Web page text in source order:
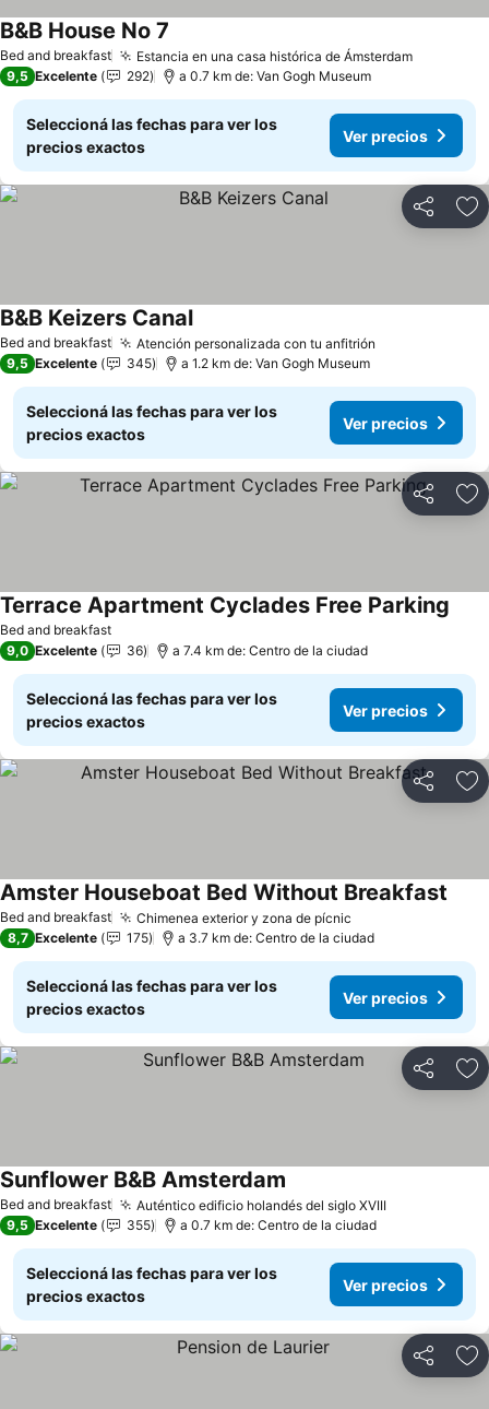
Bed and breakfast Estancia en una casa histórica de Ámsterdam
B&B House No 7
9,5 Excelente 292 a 0.7 km de: Van Gogh Museum
Seleccioná las fechas para ver los
precios exactos
Ver precios
Compartir
Bed and breakfast Atención personalizada con tu anfitrión
B&B Keizers Canal
9,5 Excelente 345 a 1.2 km de: Van Gogh Museum
Seleccioná las fechas para ver los
precios exactos
Ver precios
Compartir
Bed and breakfast
Terrace Apartment Cyclades Free Parking
9,0 Excelente 36 a 7.4 km de: Centro de la ciudad
Seleccioná las fechas para ver los
precios exactos
Ver precios
Compartir
Bed and breakfast Chimenea exterior y zona de pícnic
Amster Houseboat Bed Without Breakfast
8,7 Excelente 175 a 3.7 km de: Centro de la ciudad
Seleccioná las fechas para ver los
precios exactos
Ver precios
Compartir
Bed and breakfast Auténtico edificio holandés del siglo XVIII
Sunflower B&B Amsterdam
9,5 Excelente 355 a 0.7 km de: Centro de la ciudad
Seleccioná las fechas para ver los
precios exactos
Ver precios
Compartir